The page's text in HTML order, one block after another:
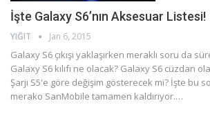
İşte Galaxy S6’nın Aksesuar Listesi!
YIĞIT Jan 6, 2015
Galaxy S6 çıkışı yaklaşırken meraklı soru da
Galaxy S6 kılıfı ne olacak? Galaxy S6 cüzdan
Şarjı S5'e göre değişim gösterecek mi? İşte bu
merako SanMobile tamamen kaldırıyor.…